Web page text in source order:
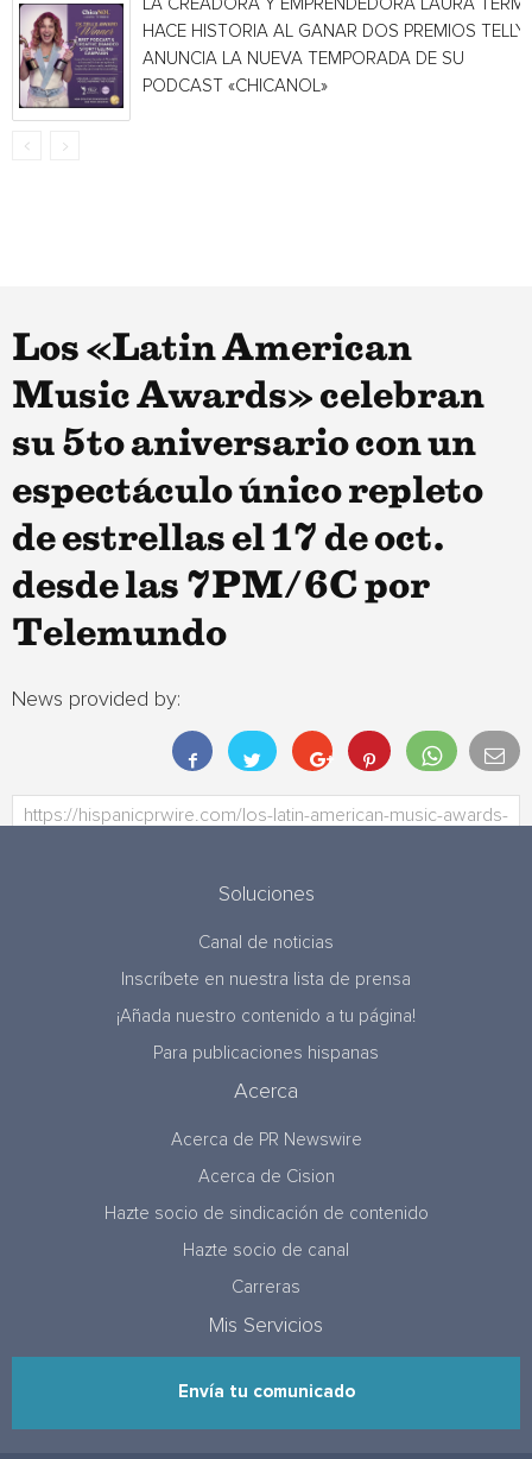
LA CREADORA Y EMPRENDEDORA LAURA
HACE HISTORIA AL GANAR DOS PREMIOS TELLY
ANUNCIA LA NUEVA TEMPORADA DE SU
PODCAST «CHICANOL»
Los «Latin American
Music Awards» celebran
su 5to aniversario con un
espectáculo único repleto
de estrellas el 17 de oct.
desde las 7PM/6C por
Telemundo
News provided by:
Soluciones
Canal de noticias
Inscríbete en nuestra lista de prensa
¡Añada nuestro contenido a tu página!
Para publicaciones hispanas
Acerca
Acerca de PR Newswire
Acerca de Cision
Hazte socio de sindicación de contenido
Hazte socio de canal
Carreras
Mis Servicios
Envía tu comunicado